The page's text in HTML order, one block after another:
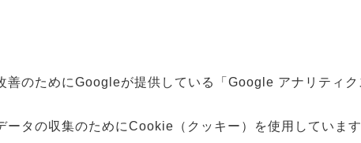
善のためにGoogleが提供している「Google アナリティク
ータの収集のためにCookie（クッキー）を使用していま